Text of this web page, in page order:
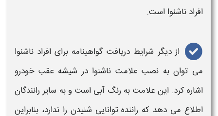
افراد ناشنوا است.
از دیگر شرایط دریافت گواهینامه برای افراد ناشنوا
می‌ توان به نصب علامت ناشنوا در شیشه عقب خودرو
اشاره کرد. این علامت به رنگ آبی است و به سایر رانندگان
اطلاع می‌ دهد که راننده توانایی شنیدن را ندارد، بنابراین